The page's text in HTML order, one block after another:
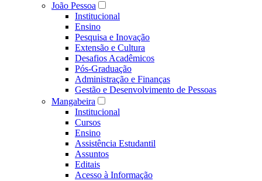
João Pessoa
Institucional
Ensino
Pesquisa e Inovação
Extensão e Cultura
Desafios Acadêmicos
Pós-Graduação
Administração e Finanças
Gestão e Desenvolvimento de Pessoas
Mangabeira
Institucional
Cursos
Ensino
Assistência Estudantil
Assuntos
Editais
Acesso à Informação